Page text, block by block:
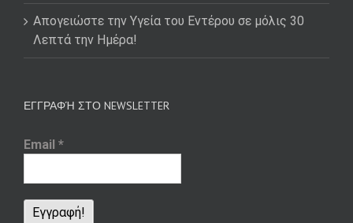
Απογειώστε την Υγεία του Εντέρου σε μόλις 30
Λεπτά την Ημέρα!
ΕΓΓΡΑΦΉ ΣΤΟ NEWSLETTER
Email *